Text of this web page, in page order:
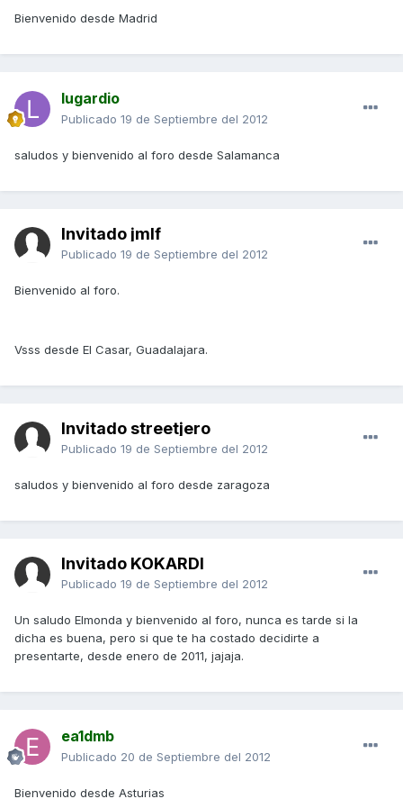
Bienvenido desde Madrid
lugardio
Publicado 19 de Septiembre del 2012
saludos y bienvenido al foro desde Salamanca
Invitado jmlf
Publicado 19 de Septiembre del 2012
Bienvenido al foro.
Vsss desde El Casar, Guadalajara.
Invitado streetjero
Publicado 19 de Septiembre del 2012
saludos y bienvenido al foro desde zaragoza
Invitado KOKARDI
Publicado 19 de Septiembre del 2012
Un saludo Elmonda y bienvenido al foro, nunca es tarde si la
dicha es buena, pero si que te ha costado decidirte a
presentarte, desde enero de 2011, jajaja.
ea1dmb
Publicado 20 de Septiembre del 2012
Bienvenido desde Asturias